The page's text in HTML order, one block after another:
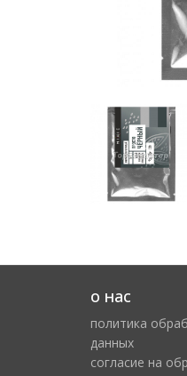
о нас
политика
данных
cогласие на